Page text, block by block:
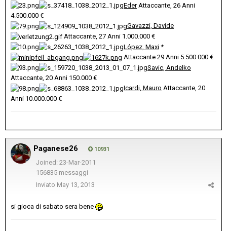
EderAttaccante, 26 Anni
4.500.000 €
Gavazzi, Davide
Attaccante, 27 Anni 1.000.000 €
López, Maxi *
Attaccante 29 Anni 5.500.000 €
Savic, Andelko
Attaccante, 20 Anni 150.000 €
Icardi, Mauro Attaccante, 20
Anni 10.000.000 €
Paganese26 10931
Joined: 23-Mar-2011
156835 messaggi
Inviato May 13, 2013
si gioca di sabato sera bene